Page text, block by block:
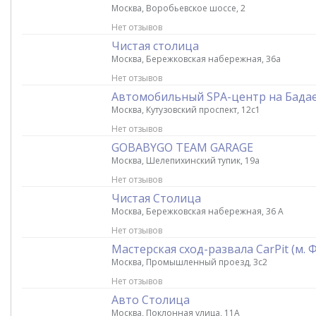
Москва, Воробьевское шоссе, 2
Нет отзывов
Чистая столица
Москва, Бережковская набережная, 36а
Нет отзывов
Автомобильный SPA-центр на
Москва, Кутузовский проспект, 12с1
Нет отзывов
GOBABYGO TEAM GARAGE
Москва, Шелепихинский тупик, 19а
Нет отзывов
Чистая Столица
Москва, Бережковская набережная, 36 А
Нет отзывов
Мастерская сход-развала CarPit (м.
Москва, Промышленный проезд, 3с2
Нет отзывов
Авто Столица
Москва, Поклонная улица, 11А